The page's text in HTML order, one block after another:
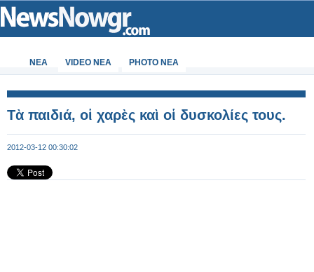
ΝΕΑ VIDEO NEA PHOTO NEA
Τὰ παιδιά, οἱ χαρὲς καὶ οἱ δυσκολίες τους.
2012-03-12 00:30:02